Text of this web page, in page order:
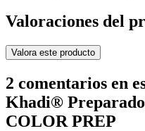
Valoraciones del
Valora este producto
2 comentarios en
Khadi®
COLOR PREP